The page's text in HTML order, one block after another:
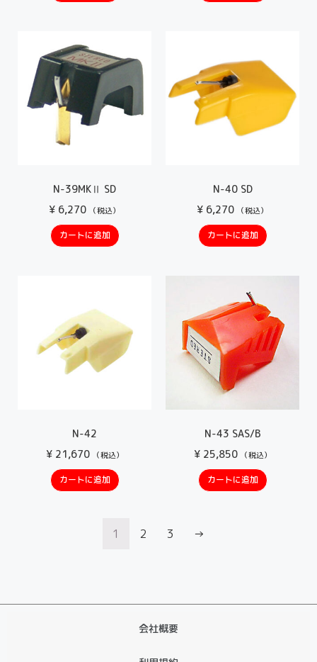
N-39MKⅡ SD
¥ 6,270 （税込）
カートに追加
N-40 SD
¥ 6,270 （税込）
カートに追加
N-42
¥21,670 （税込）
カートに追加
N-43 SAS/B
¥25,850 （税込）
カートに追加
1 2 3 →
会社概要